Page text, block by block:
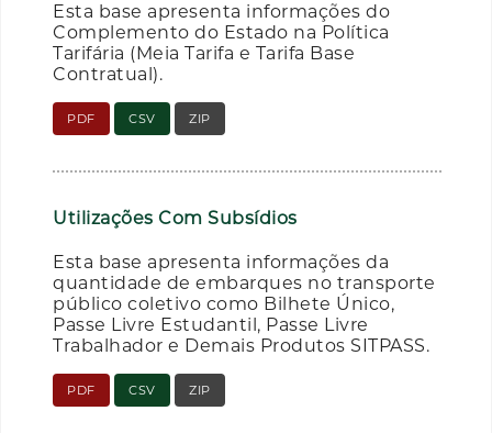
Esta base apresenta informações do
Complemento do Estado na Política
Tarifária (Meia Tarifa e Tarifa Base
Contratual).
PDF CSV ZIP
Utilizações Com Subsídios
Esta base apresenta informações da
quantidade de embarques no transporte
público coletivo como Bilhete Único,
Passe Livre Estudantil, Passe Livre
Trabalhador e Demais Produtos SITPASS.
PDF CSV ZIP